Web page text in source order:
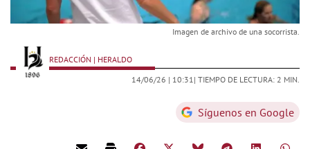
Imagen de archivo de una socorrista.
REDACCIÓN | HERALDO
14/06/26 | 10:31| TIEMPO DE LECTURA: 2 MIN.
Síguenos en Google